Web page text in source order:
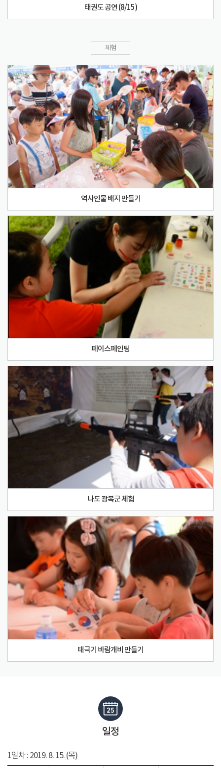
태권도 공연 (8/15)
체험
역사인물 배지 만들기
페이스페인팅
나도 광복군 체험
태극기 바람개비 만들기
일정
1일차 : 2019. 8. 15. (목)